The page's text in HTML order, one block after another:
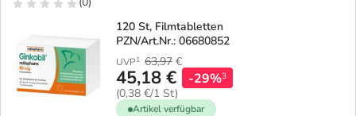
120 St, Filmtabletten
PZN/Art.Nr.: 06680852
UVP1 63,97 €
45,18 €
(0,38 €/1 St)
-29%3
Artikel verfügbar